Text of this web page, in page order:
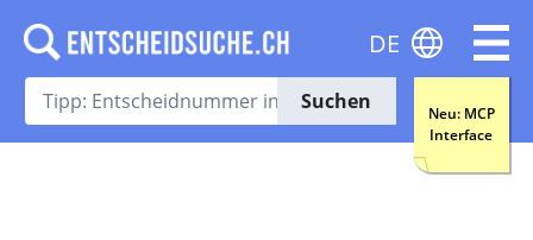
Suchen
Neu: MCP
Interface
DE